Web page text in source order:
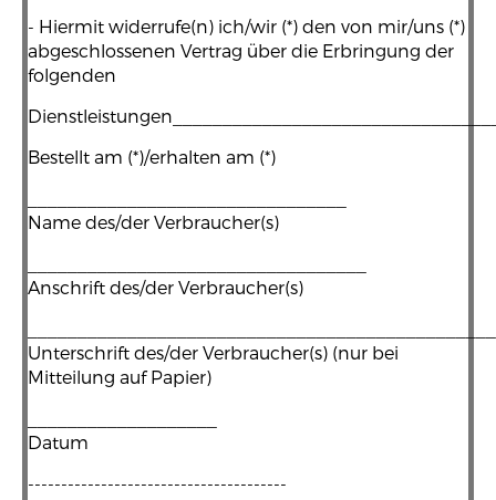
- Hiermit widerrufe(n) ich/wir (*) den von mir/uns (*)
abgeschlossenen Vertrag über die Erbringung der
folgenden
Bestellt am (*)/erhalten am (*)
Name des/der Verbraucher(s)
Anschrift des/der Verbraucher(s)
Unterschrift des/der Verbraucher(s) (nur bei
Mitteilung auf Papier)
Datum
---------------------------------------